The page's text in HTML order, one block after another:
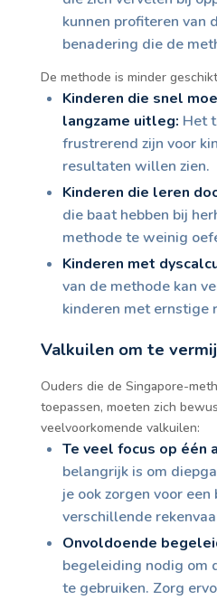
kunnen profiteren van
benadering die de
De methode is minder
Kinderen die snel
langzame uitleg: Het
frustrerend zijn voor
resultaten willen zien.
Kinderen die leren
die baat hebben bij
methode te weinig
Kinderen met
van de methode kan
kinderen met ernstige
Valkuilen om te
Ouders die de Singapore-
toepassen, moeten zich
veelvoorkomende valkuilen:
Te veel focus op één
belangrijk is om
je ook zorgen voor
verschillende
Onvoldoende
begeleiding nodig om
te gebruiken. Zorg